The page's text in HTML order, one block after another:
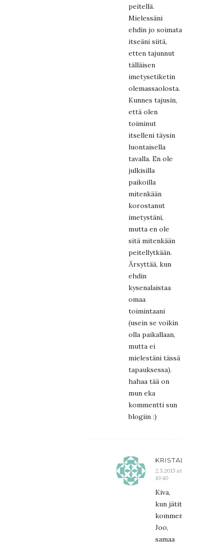
peitellä.
Mielessäni
ehdin jo soimata
itseäni siitä,
etten tajunnut
tälläisen
imetysetiketin
olemassaolosta.
Kunnes tajusin,
että olen
toiminut
itselleni täysin
luontaisella
tavalla. En ole
julkisilla
paikoilla
mitenkään
korostanut
imetystäni,
mutta en ole
sitä mitenkään
peitellytkään.
Ärsyttää, kun
ehdin
kysenalaistaa
omaa
toimintaani
(usein se voikin
olla paikallaan,
mutta ei
mielestäni tässä
tapauksessa).
hahaa tää on
mun eka
kommentti sun
blogiin :)
KRISTALIINA
2.5.2015 at
10:40
Kiva,
kun jätit
kommentin!
Joo,
samaa